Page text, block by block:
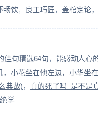
畅饮 良工巧匠 盖棺定论
佳句精选64句 能感动人心
小花坐在他左边，小华坐
典故) 真的死了吗_是不是
学